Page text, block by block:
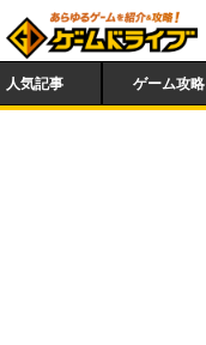
人気記事 ゲーム攻略